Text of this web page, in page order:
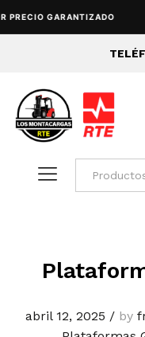
GARANTIZADO
abril 12, 2025 / by